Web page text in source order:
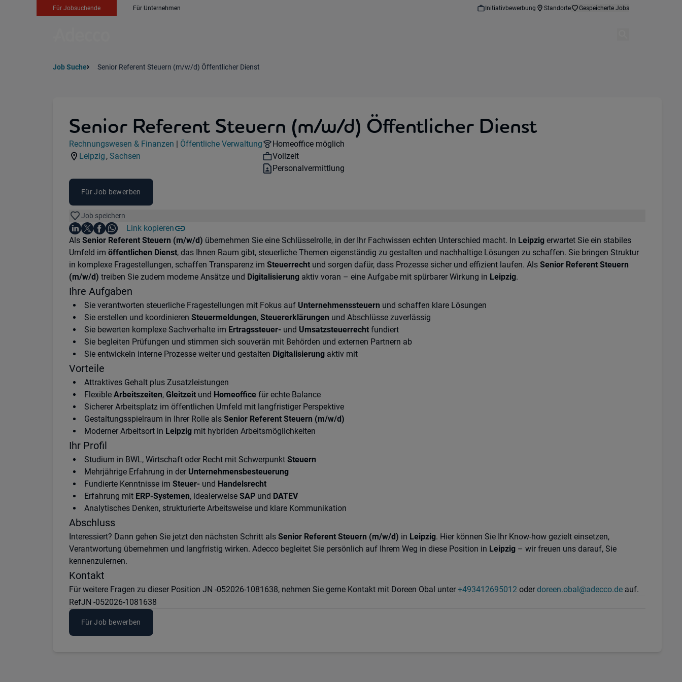
Für Jobsuchende Für Unternehmen Initiativbewerbung Standorte Gespeicherte Jobs
Job Suche Senior Referent Steuern (m/w/d) Öffentlicher Dienst
Senior Referent Steuern (m/w/d) Öffentlicher Dienst
Jobdetails
Kategorie:
Rechnungswesen & Finanzen |
Industry:
Öffentliche Verwaltung
Standorte:
Leipzig ,
Region:
Sachsen
Remote Option:
Homeoffice möglich
Workhours:
Vollzeit
Vertragsart:
Personalvermittlung
Für Job bewerben
Job speichern
Teile diesen Job
Auf LinkedIn teilen
Auf X teilen
Auf Facebook teilen
Auf WhatsApp teilen
Link kopieren
Einleitung
Als Senior Referent Steuern (m/w/d) übernehmen Sie eine Schlüsselrolle, in der Ihr Fachwissen echten Unterschied macht. In Leipzig erwartet Sie ein stabiles
Umfeld im öffentlichen Dienst, das Ihnen Raum gibt, steuerliche Themen eigenständig zu gestalten und nachhaltige Lösungen zu schaffen. Sie bringen Struktur
in komplexe Fragestellungen, schaffen Transparenz im Steuerrecht und sorgen dafür, dass Prozesse sicher und effizient laufen. Als Senior Referent Steuern
(m/w/d) treiben Sie zudem moderne Ansätze und Digitalisierung aktiv voran – eine Aufgabe mit spürbarer Wirkung in Leipzig.
Ihre Aufgaben
Sie verantworten steuerliche Fragestellungen mit Fokus auf Unternehmenssteuern und schaffen klare Lösungen
Sie erstellen und koordinieren Steuermeldungen, Steuererklärungen und Abschlüsse zuverlässig
Sie bewerten komplexe Sachverhalte im Ertragssteuer- und Umsatzsteuerrecht fundiert
Sie begleiten Prüfungen und stimmen sich souverän mit Behörden und externen Partnern ab
Sie entwickeln interne Prozesse weiter und gestalten Digitalisierung aktiv mit
Vorteile
Attraktives Gehalt plus Zusatzleistungen
Flexible Arbeitszeiten, Gleitzeit und Homeoffice für echte Balance
Sicherer Arbeitsplatz im öffentlichen Umfeld mit langfristiger Perspektive
Gestaltungsspielraum in Ihrer Rolle als Senior Referent Steuern (m/w/d)
Moderner Arbeitsort in Leipzig mit hybriden Arbeitsmöglichkeiten
Ihr Profil
Studium in BWL, Wirtschaft oder Recht mit Schwerpunkt Steuern
Mehrjährige Erfahrung in der Unternehmensbesteuerung
Fundierte Kenntnisse im Steuer- und Handelsrecht
Erfahrung mit ERP-Systemen, idealerweise SAP und DATEV
Analytisches Denken, strukturierte Arbeitsweise und klare Kommunikation
Abschluss
Interessiert? Dann gehen Sie jetzt den nächsten Schritt als Senior Referent Steuern (m/w/d) in Leipzig. Hier können Sie Ihr Know-how gezielt einsetzen,
Verantwortung übernehmen und langfristig wirken. Adecco begleitet Sie persönlich auf Ihrem Weg in diese Position in Leipzig – wir freuen uns darauf, Sie
kennenzulernen.
Kontakt
Für weitere Fragen zu dieser Position JN -052026-1081638, nehmen Sie gerne Kontakt mit Doreen Obal unter +493412695012 oder doreen.obal@adecco.de auf.
RefJN -052026-1081638
Für Job bewerben